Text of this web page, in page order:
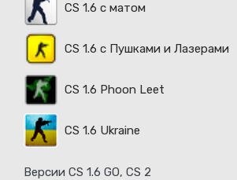
CS 1.6 с матом
CS 1.6 с Пушками и Лазерами
CS 1.6 Phoon Leet
CS 1.6 Ukraine
Версии CS 1.6 GO, CS 2